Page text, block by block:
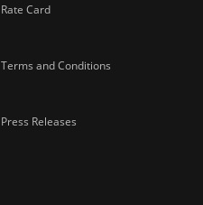
Rate Card
Terms and Conditions
Press Releases